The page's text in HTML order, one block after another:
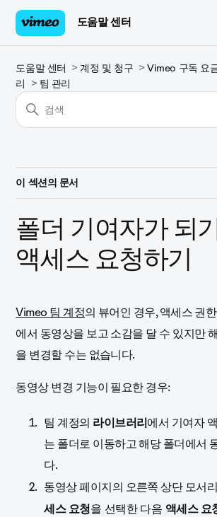
도움말 센터
도움말 센터 계정 및 청구
Vimeo 구독 요
리
팀 관리
이 섹션의 문서
폴더 기여자가 되
액세스 요청하기
Vimeo 팀 계정의 뷰어인 경우, 액세스 권
에서 동영상을 보고 소감을 달 수 있지만
을 변경할 수는 없습니다.
동영상 변경 기능이 필요한 경우:
팀 계정의 라이브러리에서 기여자
는 폴더로 이동하고 해당 폴더에서
다.
동영상 페이지의 오른쪽 상단 모서
세스 요청을 선택한 다음 액세스 요